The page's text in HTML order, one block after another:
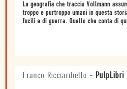
La geografia che traccia Vollmann
troppo e purtroppo umani in questa
fucili e di guerra. Quello che conta di
Franco Ricciardiello - PulpLibri